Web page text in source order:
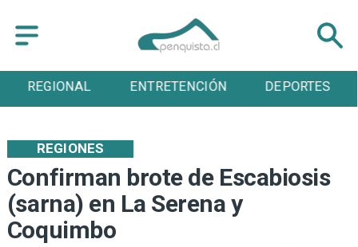
REGIONAL ENTRETENCIÓN DEPORTES
Confirman brote de Escabiosis
(sarna) en La Serena y
Coquimbo
REGIONES